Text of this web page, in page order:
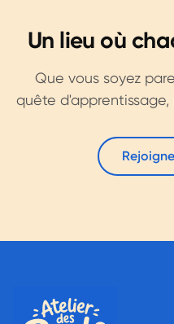
Un lieu où
Que vous soyez
quête